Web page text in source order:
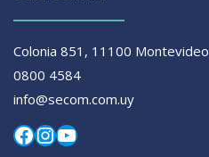
Colonia 851, 11100 Montevideo
0800 4584
info@secom.com.uy
Facebook
Instagram
YouTube